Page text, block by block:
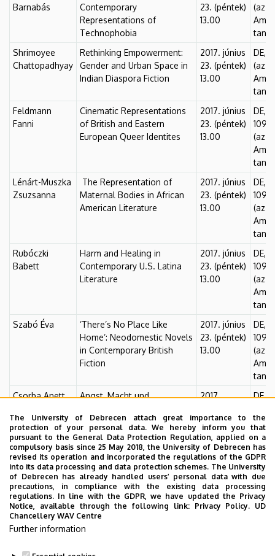
Barnabás
Contemporary
Representations of
Technophobia
23. (péntek)
13.00
(az
Shrimoyee
Chattopadhyay
Rethinking Empowerment:
Gender and Urban Space in
Indian Diaspora Fiction
2017. június
23. (péntek)
13.00
DE,
(az
Feldmann
Fanni
Cinematic Representations
of British and Eastern
European Queer Identites
2017. június
23. (péntek)
13.00
DE,
109.
(az
Lénárt-Muszka
Zsuzsanna
The Representation of
Maternal Bodies in African
American Literature
2017. június
23. (péntek)
13.00
DE,
109.
(az
Rubóczki
Babett
Harm and Healing in
Contemporary U.S. Latina
Literature
2017. június
23. (péntek)
13.00
DE,
109.
(az
Szabó Éva
’There’s No Place Like
Home’: Neodomestic Novels
in Contemporary British
Fiction
2017. június
23. (péntek)
13.00
DE,
109.
(az
Csorba Anett
Angst, Macht und
ausgewählten Prosatexten
von Marlene Streeruwitz
2017.
(csütörtök),
12.00
DE,
Kasko Natália
Autorschaftsinszenierungen
in der deutschsprachigen
Gegenwartsliteratur
2015.
december
17. 12:00
DE,
133/2
Furkóné Dr. G.
Tóth Anita
Narratológia az
irodalomterápiában: egy
szövegközpontú terápia
2015. április
22. 16 óra
DE,
fszt.
The University of Debrecen attach great importance to the
protection of your personal data. We hereby inform you that
pursuant to the General Data Protection Regulation, applied on a
compulsory basis since 25 May 2018, the University of Debrecen has
revised its operation and incorporated the regulations of the GDPR
into its data processing and data protection schemes. The University
of Debrecen has already handled users’ personal data with due
precautions, in compliance with the existing data processing
regulations. In line with the GDPR, we have updated the Privacy
Notice, available through the following link: Privacy Policy. UD
Chancellery WAV Centre
Further information